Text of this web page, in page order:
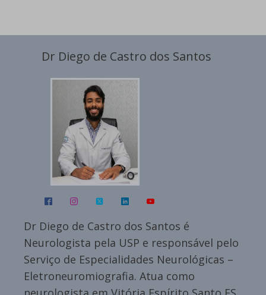
Dr Diego de Castro dos Santos
Dr Diego de Castro dos Santos é
Neurologista pela USP e responsável pelo
Serviço de Especialidades Neurológicas –
Eletroneuromiografia. Atua como